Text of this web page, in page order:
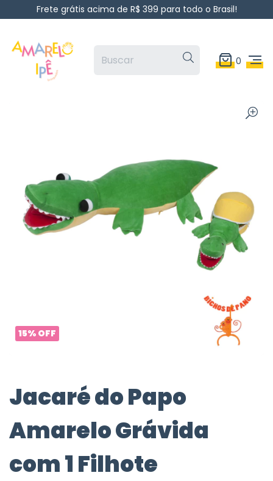
Frete grátis acima de R$ 399 para todo o Brasil!
0
Jacaré do Papo
Amarelo Grávida
com 1 Filhote
15% OFF